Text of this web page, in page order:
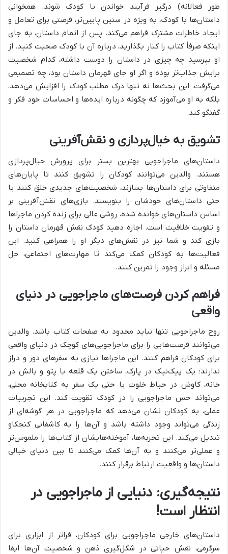
طور فعالانه) درگیر فرآیند خواندن با کودک شوند. همخوانی
داستان‌ها با کودک، به ویژه در سنین پایین‌تر، فرصتی برای تعامل و
ایجاد خاطرات مشترک فراهم می‌کند. پس از اتمام داستان، به جای
اینکه صرفاً کتاب را کنار بگذارید، درباره آن با کودک صحبت کنید. از
او بپرسید چه چیزی در داستان را دوست داشته، کدام شخصیت
برایش جذاب‌تر بوده و اگر او جای قهرمان داستان بود، چه تصمیمی
می‌گرفت. این بحث‌ها نه تنها درک مطلب کودک را افزایش می‌دهد،
بلکه به او می‌آموزد که چگونه درباره ایده‌ها و احساسات خود فکر و
گفتگو کند.
تشویق به خیال‌پردازی و نقش‌آفرینی
داستان‌های ماجراجویی بهترین بستر برای پرورش خیال‌پردازی
هستند. والدین می‌توانند کودکان را تشویق کنند تا پایان‌های
متفاوتی برای داستان‌ها بسازند، شخصیت‌های جدیدی خلق کنند یا
حتی داستان‌های خودشان را بنویسند. بازی‌های نقش‌آفرینی بر
اساس داستان‌های خوانده شده، روشی عالی برای زنده کردن ماجراها
و تقویت خلاقیت است. اجازه دهید کودک نقش قهرمان داستان را
بازی کند و شما نیز در نقش‌های دیگر او را همراهی کنید. این
فعالیت‌ها به کودکان کمک می‌کند تا مهارت‌های اجتماعی، حل
مسئله و ابراز وجود را تمرین کنند.
فراهم کردن فرصت‌های ماجراجویی در دنیای
واقعی
روح ماجراجویی تنها نباید محدود به صفحات کتاب باشد. والدین
می‌توانند فرصت‌هایی را برای ماجراجویی‌های کوچک در دنیای واقعی
برای کودکان فراهم کنند. این ماجراها نیازی به سفرهای دور و دراز
ندارند؛ یک پیک‌نیک در پارک، ساختن یک قلعه با پتو و بالش در
خانه، کاوش در حیاط خلوت یا حتی یک سفر به کتابخانه محلی،
می‌تواند حس ماجراجویی را در کودک تقویت کند. این تجربیات
عملی، به کودکان نشان می‌دهد که ماجراجویی در هر گوشه‌ای از
زندگی می‌تواند وجود داشته باشد و آن‌ها را به کاشفانی کنجکاو
تبدیل می‌کند. این تجربه‌ها، آموخته‌هایشان از کتاب‌ها را ملموس‌تر
و عملی‌تر می‌کنند و به آن‌ها کمک می‌کنند تا بین دنیای خیالی
داستان‌ها و واقعیت ارتباط برقرار کنند.
نتیجه‌گیری: دنیایی از ماجراجویی در
انتظار است!
داستان‌های خارجی ماجراجویی برای کودکان، فراتر از ابزاری برای
سرگرمی، نقش حیاتی در شکل‌گیری ذهن و شخصیت آن‌ها ایفا